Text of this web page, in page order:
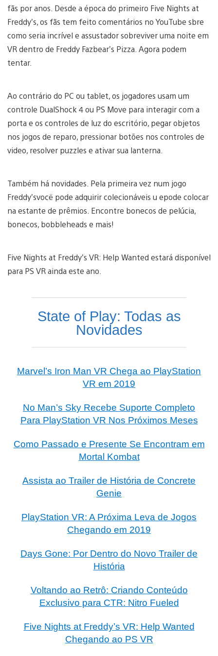
fãs por anos. Desde a época do primeiro Five Nights at
Freddy’s, os fãs tem feito comentários no YouTube sbre
como seria incrível e assustador sobreviver uma noite em
VR dentro de Freddy Fazbear’s Pizza. Agora podem
tentar.
Ao contrário do PC ou tablet, os jogadores usam um
controle DualShock 4 ou PS Move para interagir com a
porta e os controles de luz do escritório, pegar objetos
nos jogos de reparo, pressionar botões nos controles de
video, resolver puzzles e ativar sua lanterna.
Também há novidades. Pela primeira vez num jogo
Freddy’svocë pode adquirir colecionáveis u epode colocar
na estante de prêmios. Encontre bonecos de pelúcia,
bonecos, bobbleheads e mais!
Five Nights at Freddy’s VR: Help Wanted estará disponível
para PS VR ainda este ano.
State of Play: Todas as
Novidades
Marvel’s Iron Man VR Chega ao PlayStation
VR em 2019
No Man’s Sky Recebe Suporte Completo
Para PlayStation VR Nos Próximos Meses
Como Passado e Presente Se Encontram em
Mortal Kombat
Assista ao Trailer de História de Concrete
Genie
PlayStation VR: A Próxima Leva de Jogos
Chegando em 2019
Days Gone: Por Dentro do Novo Trailer de
História
Voltando ao Retrô: Criando Conteúdo
Exclusivo para CTR: Nitro Fueled
Five Nights at Freddy’s VR: Help Wanted
Chegando ao PS VR